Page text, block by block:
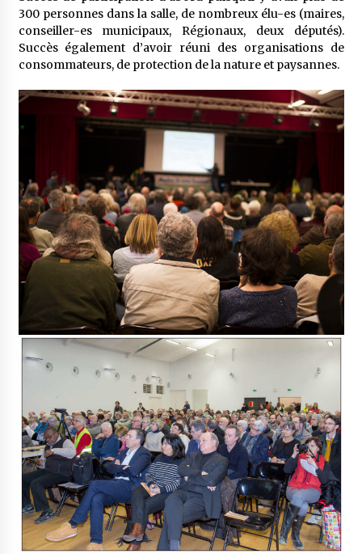
300 personnes dans la salle, de nombreux élu-es (maires,
conseiller-es municipaux, Régionaux, deux députés).
Succès également d’avoir réuni des organisations de
consommateurs, de protection de la nature et paysannes.